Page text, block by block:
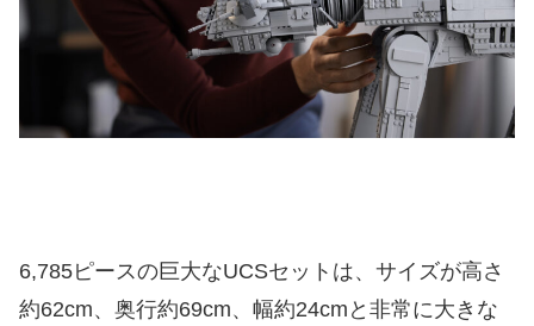
6,785ピースの巨大なUCSセットは、サイズが高さ
約62cm、奥行約69cm、幅約24cmと非常に大きな